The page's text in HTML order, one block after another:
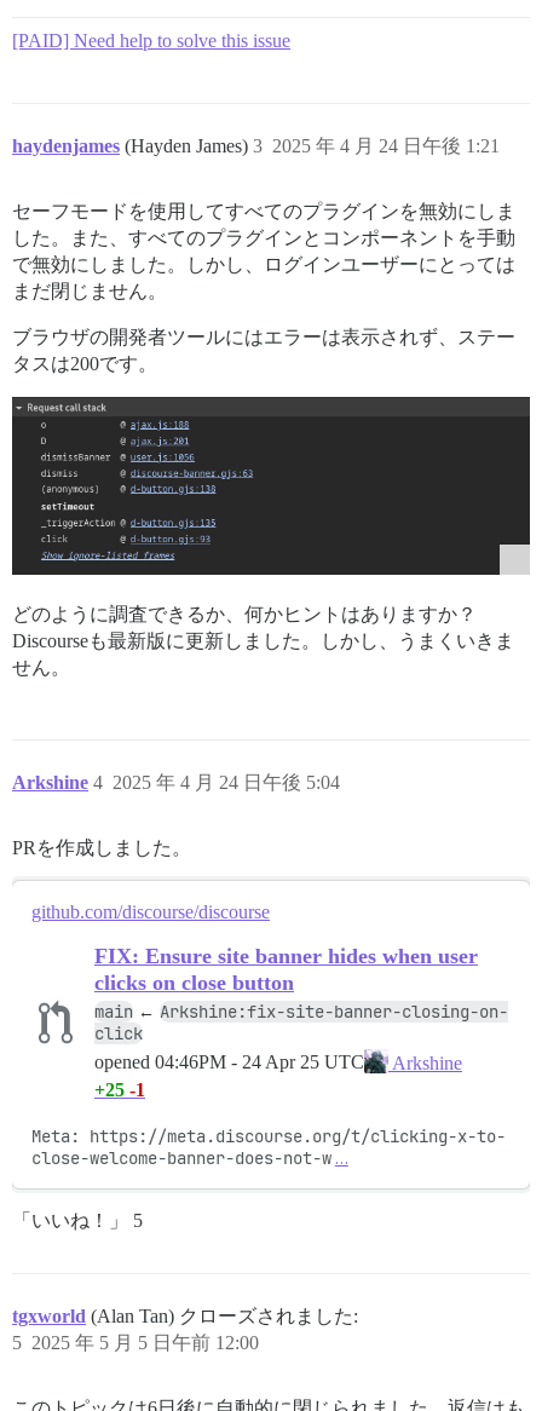
[PAID] Need help to solve this issue
haydenjames (Hayden James) 2025 年 4 月 24 日午後 1:21
3
セーフモードを使用してすべてのプラグインを無効にしま
した。また、すべてのプラグインとコンポーネントを手動
で無効にしました。しかし、ログインユーザーにとっては
まだ閉じません。
ブラウザの開発者ツールにはエラーは表示されず、ステー
タスは200です。
どのように調査できるか、何かヒントはありますか？
Discourseも最新版に更新しました。しかし、うまくいきま
せん。
Arkshine 2025 年 4 月 24 日午後 5:04
4
PRを作成しました。
github.com/discourse/discourse
FIX: Ensure site banner hides when user
clicks on close button
main ← Arkshine:fix-site-banner-closing-on-
click
opened 04:46PM - 24 Apr 25 UTC
Arkshine
+25 -1
Meta: https://meta.discourse.org/t/clicking-x-to-
close-welcome-banner-does-not-w …
「いいね！」 5
tgxworld (Alan Tan) クローズされました:
2025 年 5 月 5 日午前 12:00
5